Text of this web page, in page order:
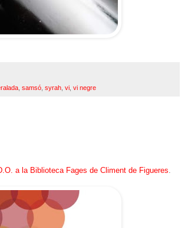
samsó syrah vi vi negre
a la Biblioteca Fages de Climent de Figueres.